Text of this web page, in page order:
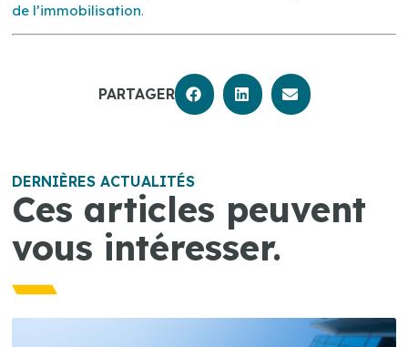
de l’immobilisation.
PARTAGER
DERNIÈRES ACTUALITÉS
Ces articles peuvent
vous intéresser.